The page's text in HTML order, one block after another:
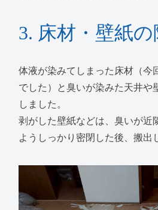
3. 床材・壁紙の
体液が染みてしまった床材（今
でした）と臭いが染みた天井や
しました。
剥がした壁紙などは、臭いが近
ようしっかり密閉した後、搬出